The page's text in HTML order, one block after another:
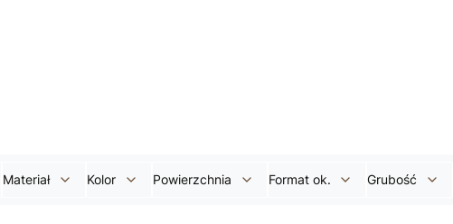
Materiał Kolor Powierzchnia Format ok. Grubość